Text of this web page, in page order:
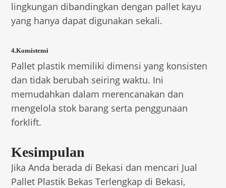
lingkungan dibandingkan dengan pallet kayu
yang hanya dapat digunakan sekali.
4.Konsistensi
Pallet plastik memiliki dimensi yang konsisten
dan tidak berubah seiring waktu. Ini
memudahkan dalam merencanakan dan
mengelola stok barang serta penggunaan
forklift.
Kesimpulan
Jika Anda berada di Bekasi dan mencari Jual
Pallet Plastik Bekas Terlengkap di Bekasi,